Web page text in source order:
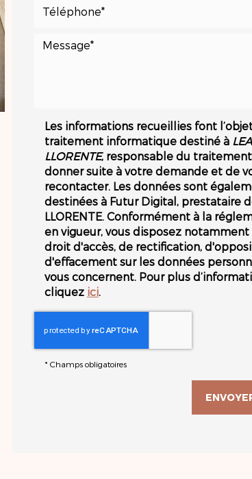
Les informations recueillies font
traitement informatique destiné àLEA
LLORENTE, responsable du
donner suite à votre demande et de
recontacter. Les données sont
destinées à Futur Digital, prestataire
LLORENTE. Conformément à la
en vigueur, vous disposez notamment
droit d'accès, de rectification,
d'effacement sur les données
vous concernent. Pour plus
cliquez ici.
* Champs obligatoires